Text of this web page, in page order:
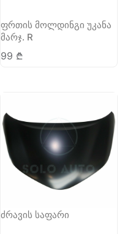
ფრთის მოლდინგი უკანა
მარჯ. R
99 ₾
ძრავის საფარი